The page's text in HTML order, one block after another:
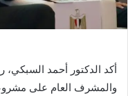
أكد الدكتور أحمد السبكي،
والمشرف العام على